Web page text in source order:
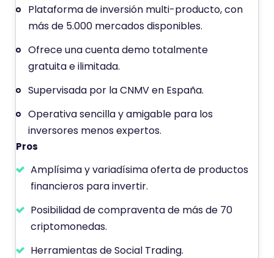
n
t
a
c
i
Plataforma de inversión multi-producto, con
más de 5.000 mercados disponibles.
Ofrece una cuenta demo totalmente
gratuita e ilimitada.
Supervisada por la CNMV en España.
Operativa sencilla y amigable para los
inversores menos expertos.
Pros
Amplísima y variadísima oferta de productos
financieros para invertir.
Posibilidad de compraventa de más de 70
criptomonedas.
Herramientas de Social Trading.